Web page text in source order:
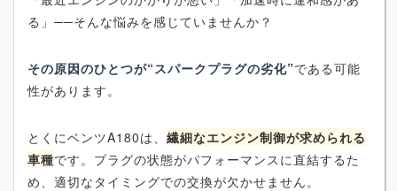
る」──そんな悩みを感じていませんか？
その原因のひとつが“スパークプラグの劣化”である可能
性があります。
とくにベンツA180は、 繊細なエンジン制御が求められる
車種です。プラグの状態がパフォーマンスに直結するた
め、適切なタイミングでの交換が欠かせません。